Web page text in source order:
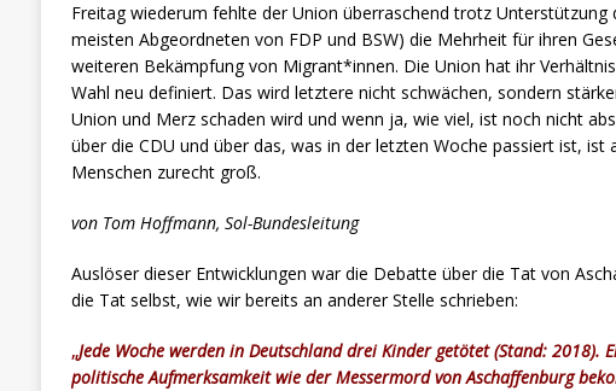
Freitag wiederum fehlte der Union überraschend trotz Unterstützung
meisten Abgeordneten von FDP und BSW) die Mehrheit für ihren
weiteren Bekämpfung von Migrant*innen. Die Union hat ihr
Wahl neu definiert. Das wird letztere nicht schwächen, sondern
Union und Merz schaden wird und wenn ja, wie viel, ist noch nicht
über die CDU und über das, was in der letzten Woche passiert ist, ist
Menschen zurecht groß.
von Tom Hoffmann, Sol-Bundesleitung
Auslöser dieser Entwicklungen war die Debatte über die Tat von
die Tat selbst, wie wir bereits an anderer Stelle schrieben:
„Jede Woche werden in Deutschland drei Kinder getötet (Stand: 2018).
politische Aufmerksamkeit wie der Messermord von Aschaffenburg